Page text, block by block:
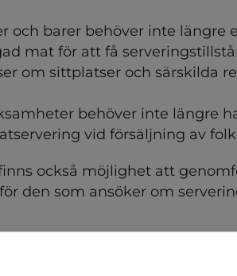
och barer behöver inte längre
mat för att få
om sittplatser och särskilda
behöver inte längre
vid försäljning av
också möjlighet att
den som ansöker om
har serveringstillstånd